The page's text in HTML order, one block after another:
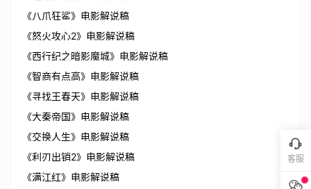
《八爪狂鲨》电影解说稿
《怒火攻心2》电影解说稿
《西行纪之暗影魔城》电影解说稿
《智商有点高》电影解说稿
《寻找王春天》电影解说稿
《大秦帝国》电影解说稿
《交换人生》电影解说稿
《利刃出销2》电影解说稿
《满江红》电影解说稿
客服